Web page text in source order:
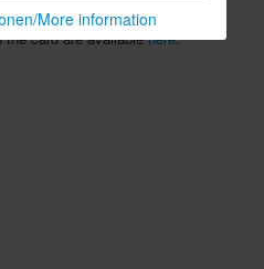
an interview with the winner and
the card are availablehere.
More information